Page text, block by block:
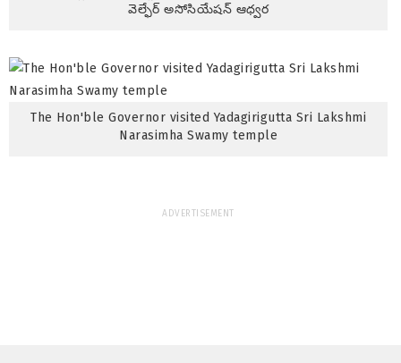
వెల్ఫేర్ అసోసియేషన్ ఆధ్వర
The Hon'ble Governor visited Yadagirigutta Sri Lakshmi
Narasimha Swamy temple
ADVERTISEMENT